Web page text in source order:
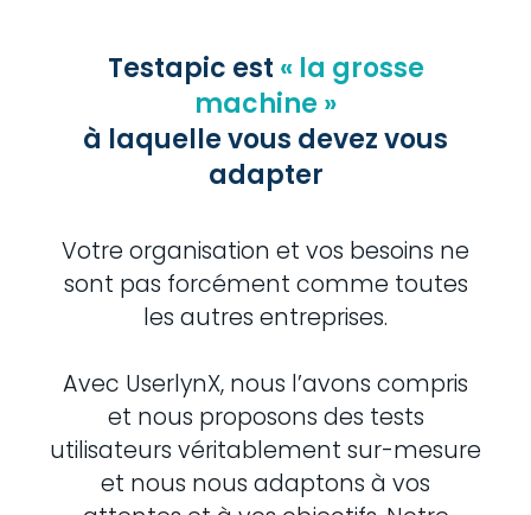
Testapic est « la grosse
machine »
à laquelle vous devez vous
adapter
Votre organisation et vos besoins ne
sont pas forcément comme toutes
les autres entreprises.
Avec UserlynX, nous l’avons compris
et nous proposons des tests
utilisateurs véritablement sur-mesure
et nous nous adaptons à vos